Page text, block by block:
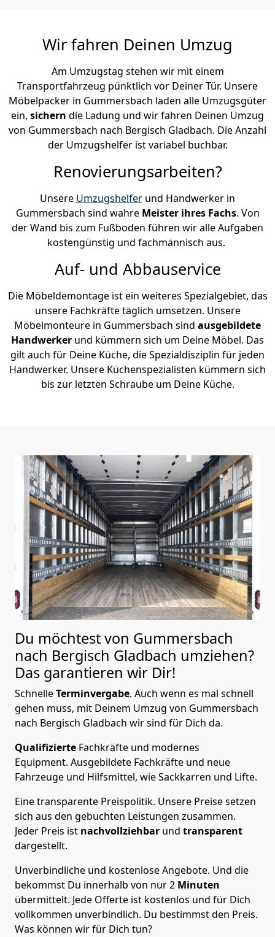
Wir fahren Deinen Umzug
Am Umzugstag stehen wir mit einem
Transportfahrzeug pünktlich vor Deiner Tür. Unsere
Möbelpacker in Gummersbach laden alle Umzugsgüter
ein, sichern die Ladung und wir fahren Deinen Umzug
von Gummersbach nach Bergisch Gladbach. Die Anzahl
der Umzugshelfer ist variabel buchbar.
Renovierungsarbeiten?
Unsere Umzugshelfer und Handwerker in
Gummersbach sind wahre Meister ihres Fachs. Von
der Wand bis zum Fußboden führen wir alle Aufgaben
kostengünstig und fachmännisch aus.
Auf- und Abbauservice
Die Möbeldemontage ist ein weiteres Spezialgebiet, das
unsere Fachkräfte täglich umsetzen. Unsere
Möbelmonteure in Gummersbach sind ausgebildete
Handwerker und kümmern sich um Deine Möbel. Das
gilt auch für Deine Küche, die Spezialdisziplin für jeden
Handwerker. Unsere Küchenspezialisten kümmern sich
bis zur letzten Schraube um Deine Küche.
Du möchtest von Gummersbach
nach Bergisch Gladbach umziehen?
Das garantieren wir Dir!
SchnelleTerminvergabe. Auch wenn es mal schnell
gehen muss, mit Deinem Umzug von Gummersbach
nach Bergisch Gladbach wir sind für Dich da.
Qualifizierte Fachkräfte und modernes
Equipment. Ausgebildete Fachkräfte und neue
Fahrzeuge und Hilfsmittel, wie Sackkarren und Lifte.
Eine transparente Preispolitik. Unsere Preise setzen
sich aus den gebuchten Leistungen zusammen.
Jeder Preis ist nachvollziehbar und transparent
dargestellt.
Unverbindliche und kostenlose Angebote. Und die
bekommst Du innerhalb von nur2 Minuten
übermittelt. Jede Offerte ist kostenlos und für Dich
vollkommen unverbindlich. Du bestimmst den Preis.
Was können wir für Dich tun?